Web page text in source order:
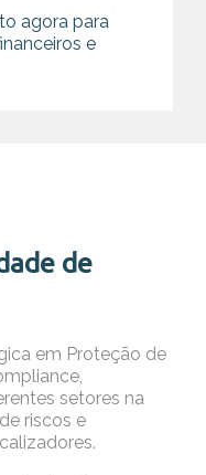
agora para
e
de
em Proteção de
setores na
riscos e